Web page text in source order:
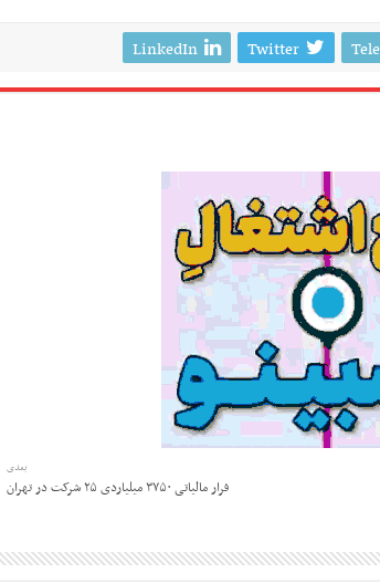
Twitter
LinkedIn
بعدی
فرار مالیاتی ۳۷۵۰ میلیاردی ۲۵ شرکت در تهران